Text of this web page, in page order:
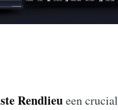
Rendlieueen